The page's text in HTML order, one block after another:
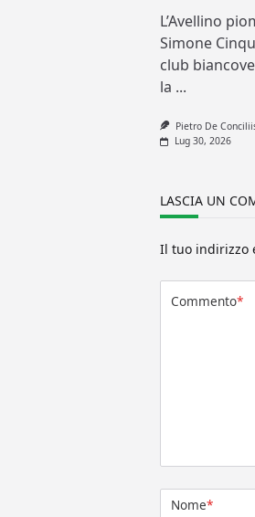
L’Avellino
Simone
club
la ...
Pietro De
Lug 30, 2026
LASCIA UN
Il tuo indirizzo
Commento*
Nome*